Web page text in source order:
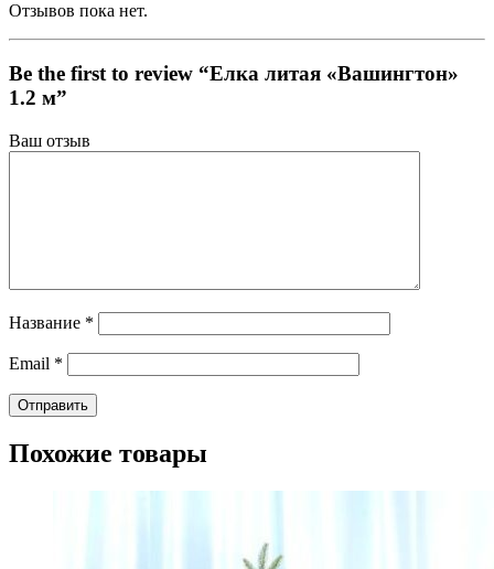
Отзывов пока нет.
Be the first to review “Елка литая «Вашингтон»
1.2 м”
Ваш отзыв
Название *
Email *
Похожие товары